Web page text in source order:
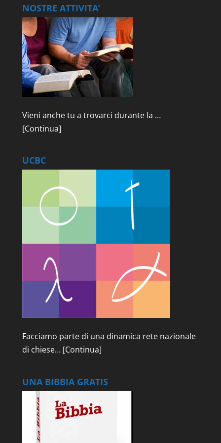
NOSTRE ATTIVITA’
Vieni anche tu a trovarci durante la …
[Continua]
UCBC
Facciamo parte di una dinamica rete nazionale
di chiese… [Continua]
UNA BIBBIA GRATIS